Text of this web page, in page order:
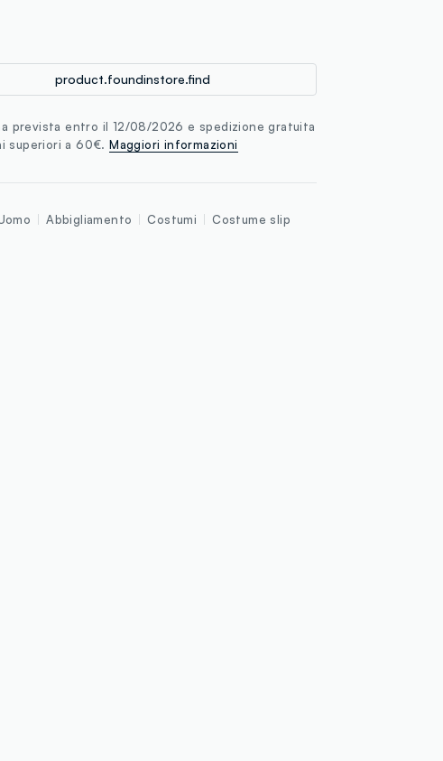
product.foundinstore.find
prevista entro il 12/08/2026 e spedizione gratuita
superiori a 60€.Maggiori informazioni
Abbigliamento Costumi Costume slip